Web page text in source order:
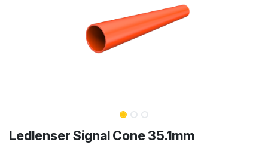
Ledlenser Signal Cone 35.1mm